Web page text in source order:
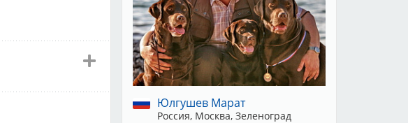
Юлгушев Марат
Россия, Москва, Зеленоград